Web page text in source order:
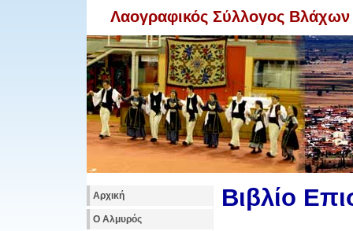
Λαογραφικός Σύλλογος
Αρχική
Ο Αλμυρός
Βιβλίο